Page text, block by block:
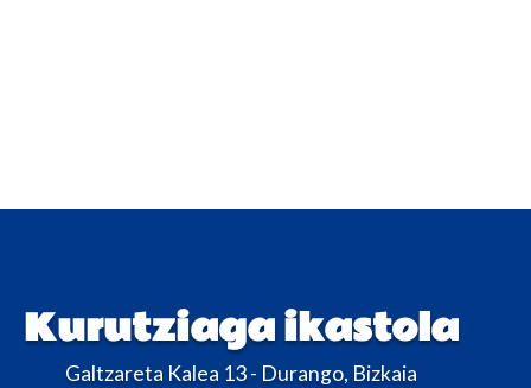
Kurutziaga ikastola
Galtzareta Kalea 13 - Durango, Bizkaia